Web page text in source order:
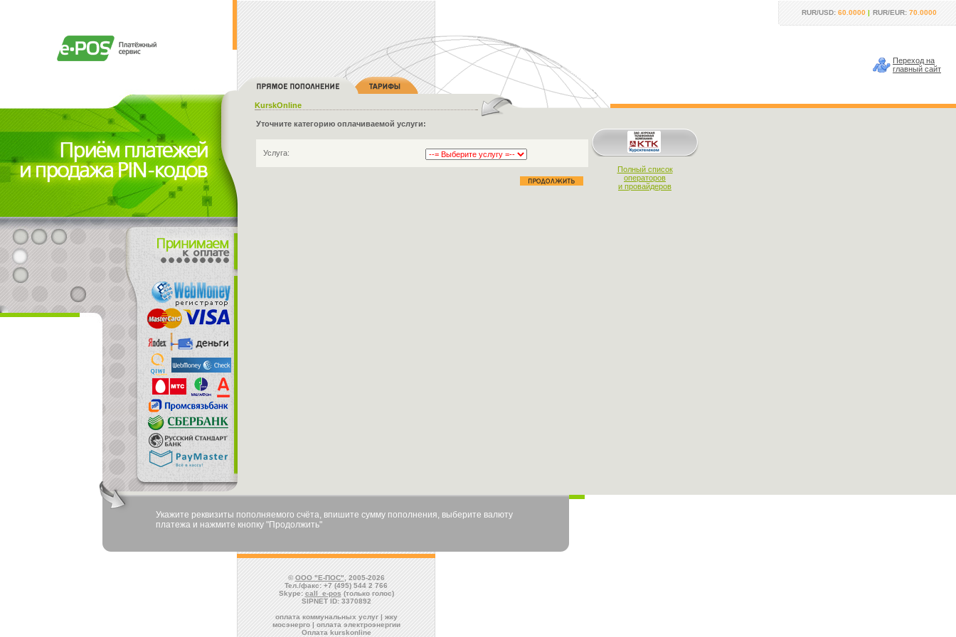
RUR/USD: 60.0000 | RUR/EUR: 70.0000
Переход на
главный сайт
KurskOnline
Уточните категорию оплачиваемой услуги:
Услуга:
Полный список
операторов
и провайдеров
Укажите реквизиты пополняемого счёта, впишите сумму пополнения, выберите валюту
платежа и нажмите кнопку "Продолжить"
© ООО "Е-ПОС", 2005-2026
Тел./факс: +7 (495) 544 2 766
Skype: call_e-pos(только голос)
SIPNET ID: 3370892
оплата коммунальных услуг | жку
мосэнерго | оплата электроэнергии
Оплата kurskonline